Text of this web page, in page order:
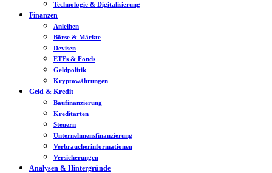
Technologie & Digitalisierung
Finanzen
Anleihen
Börse & Märkte
Devisen
ETFs & Fonds
Geldpolitik
Kryptowährungen
Geld & Kredit
Baufinanzierung
Kreditarten
Steuern
Unternehmensfinanzierung
Verbraucherinformationen
Versicherungen
Analysen & Hintergründe